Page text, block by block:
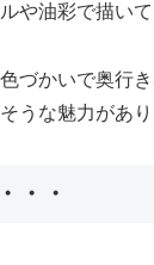
や油彩で描いて
づかいで奥行
うな魅力があり
・・